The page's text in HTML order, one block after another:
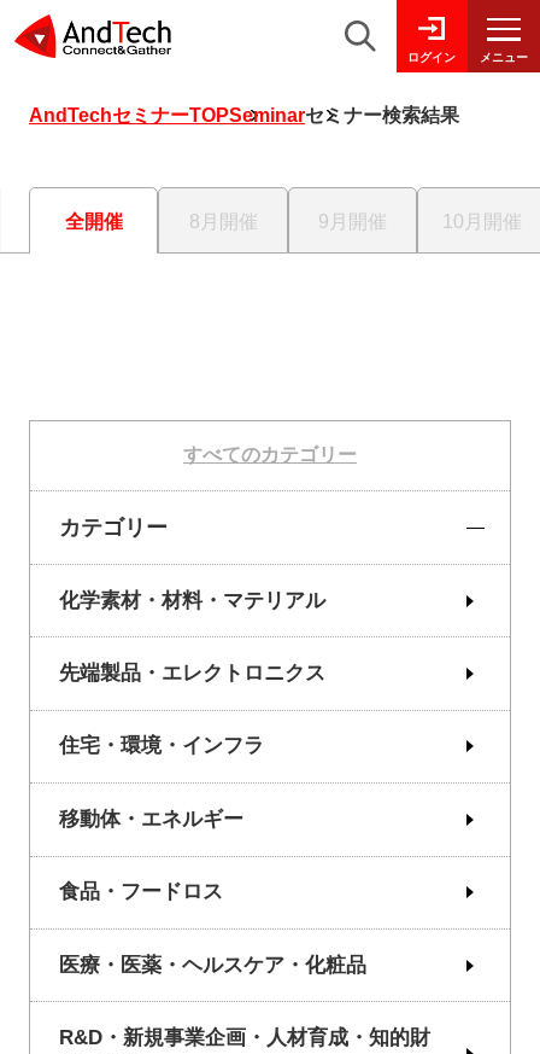
ログイン メニュー
AndTechセミナーTOPSeminarセミナー検索結果
全開催 8月開催 9月開催 10月開催
すべてのカテゴリー
カテゴリー
化学素材・材料・マテリアル
先端製品・エレクトロニクス
住宅・環境・インフラ
移動体・エネルギー
食品・フードロス
医療・医薬・ヘルスケア・化粧品
R&D・新規事業企画・人材育成・知的財